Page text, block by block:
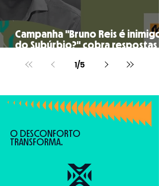
Campanha "Bruno Reis é inimigo
do Subúrbio?" cobra respostas
1/5
O DESCONFORTO
TRANSFORMA.